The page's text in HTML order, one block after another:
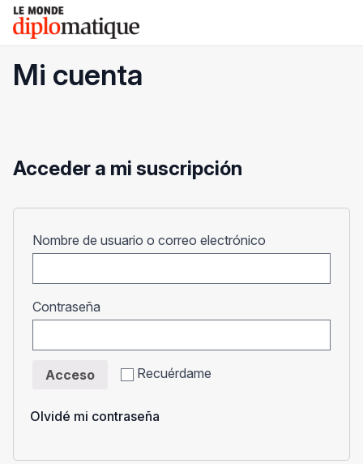
Skip
content
Le monde diplomatique
Mi cuenta
Acceder a mi suscripción
Nombre de usuario o correo electrónico
Contraseña
Recuérdame
Acceso
Olvidé mi contraseña